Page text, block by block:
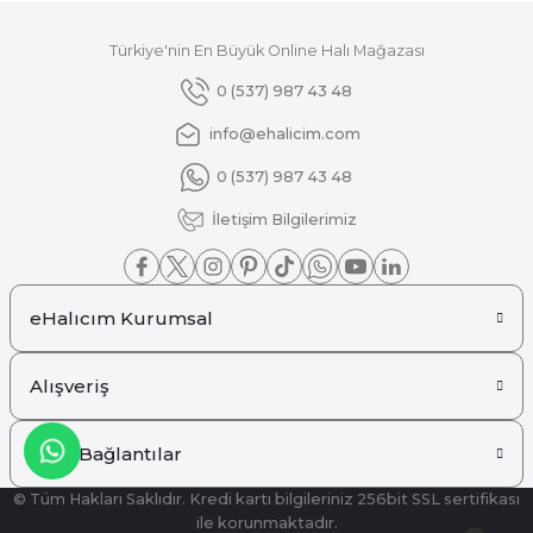
Gönder
Türkiye'nin En Büyük Online Halı Mağazası
0 (537) 987 43 48
info@ehalicim.com
0 (537) 987 43 48
İletişim Bilgilerimiz
eHalıcım Kurumsal
Alışveriş
Hızlı Bağlantılar
© Tüm Hakları Saklıdır. Kredi kartı bilgileriniz 256bit SSL sertifikası
ile korunmaktadır.